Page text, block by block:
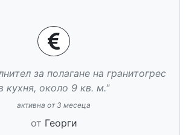
за полагане на гранитогрес
кухня, около 9 кв. м."
активна от 3 месеца
от Георги